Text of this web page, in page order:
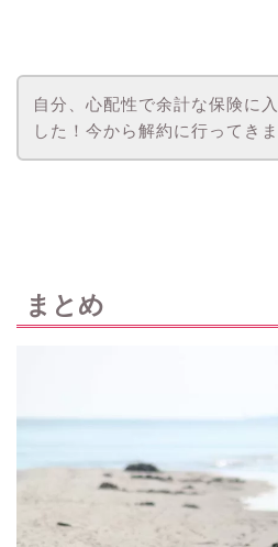
自分、心配性で余計な保険に
した！今から解約に行ってきま
まとめ